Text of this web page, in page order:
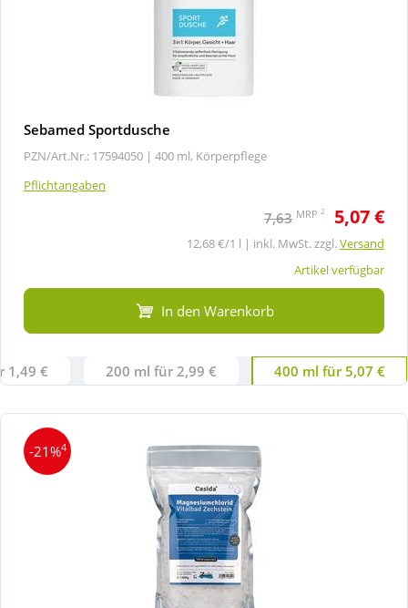
Sebamed Sportdusche
PZN/Art.Nr.: 17594050 | 400 ml, Körperpflege
Pflichtangaben
7,63 MRP 2 5,07 €
12,68 €/1 l | inkl. MwSt. zzgl.Versand
Artikel verfügbar
In den Warenkorb
1,49 € 200 ml für 2,99 € 400 ml für 5,07 €
-21%4